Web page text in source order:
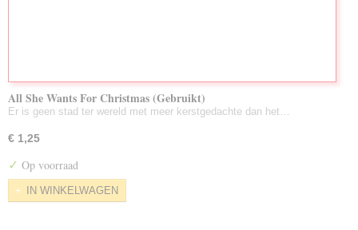
All She Wants For Christmas (Gebruikt)
Er is geen stad ter wereld met meer kerstgedachte dan het…
€ 1,25
✓ Op voorraad
IN WINKELWAGEN